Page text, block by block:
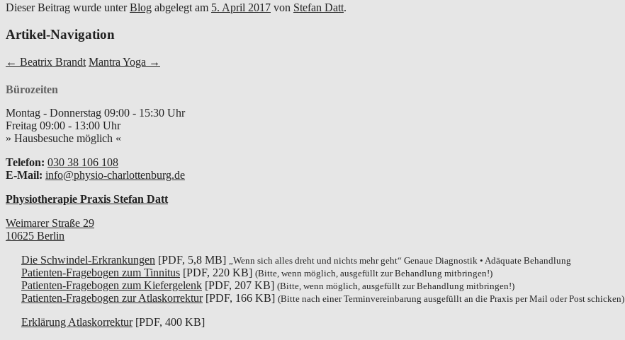
Dieser Beitrag wurde unterBlog abgelegt am 5. April 2017 von Stefan Datt.
Artikel-Navigation
← Beatrix Brandt Mantra Yoga →
Bürozeiten
Montag - Donnerstag 09:00 - 15:30 Uhr
Freitag 09:00 - 13:00 Uhr
» Hausbesuche möglich «
Telefon: 030 38 106 108
E-Mail: info@physio-charlottenburg.de
Physiotherapie Praxis Stefan Datt
Weimarer Straße 29
10625 Berlin
Die Schwindel-Erkrankungen [PDF, 5,8 MB] „Wenn sich alles dreht und nichts mehr geht“ Genaue Diagnostik • Adäquate Behandlung
Patienten-Fragebogen zum Tinnitus [PDF, 220 KB] (Bitte, wenn möglich, ausgefüllt zur Behandlung mitbringen!)
Patienten-Fragebogen zum Kiefergelenk [PDF, 207 KB] (Bitte, wenn möglich, ausgefüllt zur Behandlung mitbringen!)
Patienten-Fragebogen zur Atlaskorrektur[PDF, 166 KB] (Bitte nach einer Terminvereinbarung ausgefüllt an die Praxis per Mail oder Post schicken)
Erklärung Atlaskorrektur[PDF, 400 KB]